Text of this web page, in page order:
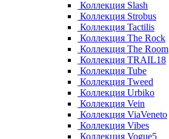
Коллекция Slash
Коллекция Strobus
Коллекция Tactilis
Коллекция The Rock
Коллекция The Room
Коллекция TRAIL18
Коллекция Tube
Коллекция Tweed
Коллекция Urbiko
Коллекция Vein
Коллекция ViaVeneto
Коллекция Vibes
Коллекция Vogue5